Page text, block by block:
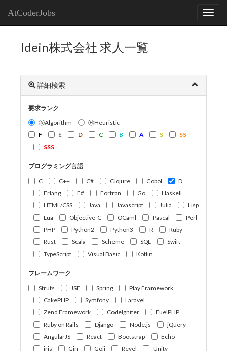
AtCoderJobs
Idein株式会社 求人一覧
詳細検索
要求ランク
ⒶAlgorithm
ⒽHeuristic
F
E D C B A S
SS
SSS
プログラミング言語
C
C++ C# Clojure Cobol
D
Erlang
F# Fortran Go
Haskell
HTML/CSS
Java Javascript Julia
Lisp
Lua
Objective-C OCaml Pascal
Perl
PHP
Python2 Python3 R
Ruby
Rust
Scala Scheme SQL
Swift
TypeScript
Visual Basic Kotlin
フレームワーク
Struts
JSF Spring
Play Framework
CakePHP
Symfony
Laravel
Zend Framework
CodeIgniter
FuelPHP
Ruby on Rails
Django Node.js
jQuery
AngularJS
React Bootstrap
Echo
iris
Gin Goji Revel
Unity